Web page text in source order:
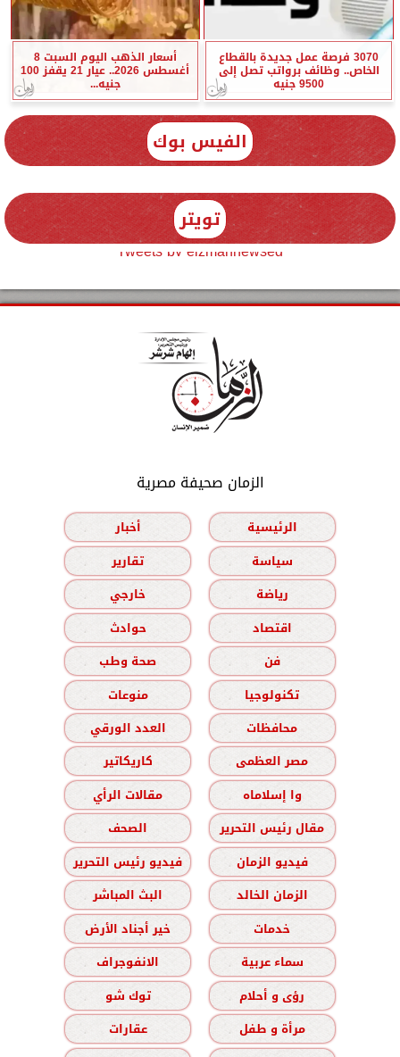
3070 فرصة عمل جديدة بالقطاع
الخاص.. وظائف برواتب تصل إلى
9500 جنيه
أسعار الذهب اليوم السبت 8
أغسطس 2026.. عيار 21 يقفز 100
جنيه...
الفيس بوك
تويتر
Tweets by elzmannewseg
الزمان صحيفة مصرية
الرئيسية
أخبار
سياسة
تقارير
رياضة
خارجي
اقتصاد
حوادث
فن
صحة وطب
تكنولوجيا
منوعات
محافظات
العدد الورقي
مصر العظمى
كاريكاتير
وا إسلاماه
مقالات الرأي
مقال رئيس التحرير
الصحف
فيديو الزمان
فيديو رئيس التحرير
الزمان الخالد
البث المباشر
خدمات
خير أجناد الأرض
سماء عربية
الانفوجراف
رؤى و أحلام
توك شو
مرأة و طفل
عقارات